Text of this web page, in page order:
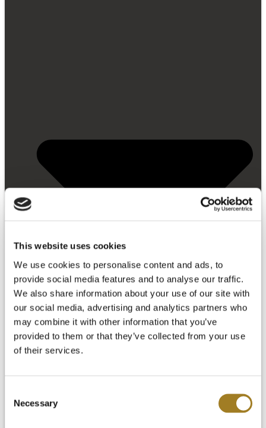
This website uses cookies
We use cookies to personalise content and ads, to
provide social media features and to analyse our traffic.
We also share information about your use of our site with
our social media, advertising and analytics partners who
may combine it with other information that you’ve
provided to them or that they’ve collected from your use
of their services.
Selection
NecessaryPERGUNTAS FREQUENTES
Notícias e blog